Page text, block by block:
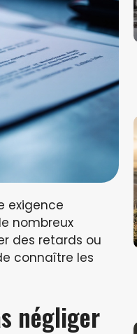
exigence
nombreux
des retards ou
connaître les
négliger